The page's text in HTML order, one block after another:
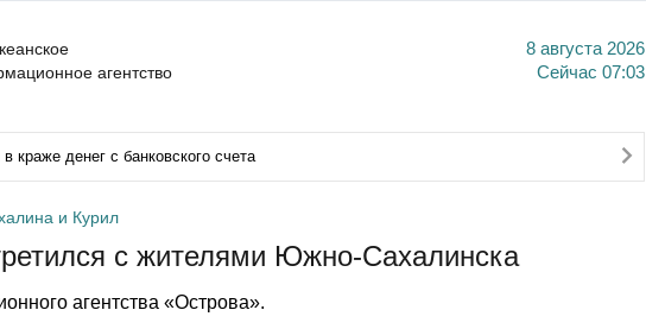
агентство
8 августа 2026
Сейчас 07:03
краже денег с банковского счета
и Курил
с жителями Южно-Сахалинска
агентства «Острова».